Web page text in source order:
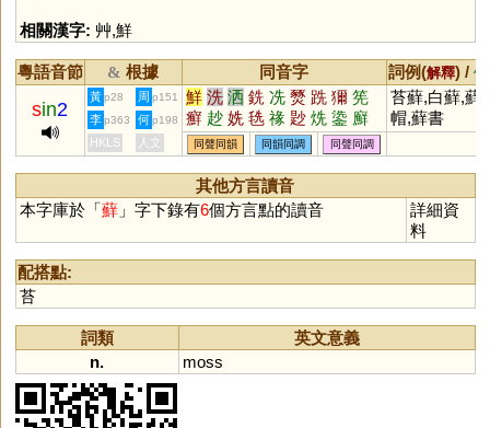
相關漢字: 艸,鮮
粵語音節 & 根據 同音字 詞例(解釋) /
sin2
黃 p28 周 p151 鮮 洗 洒 銑 冼 燹 跣 獮 筅
癬 赻 姺 毨 禒 尟 烍 鍌 廯
苔蘚,白蘚,蘚
帽,蘚書
李 p363 何 p198
HKLS 人文 同聲同韻 同韻同調 同聲同調
其他方言讀音
本字庫於「蘚」字下錄有6個方言點的讀音
詳細資
料
配搭點:
苔
詞類
英文意義
n.
moss